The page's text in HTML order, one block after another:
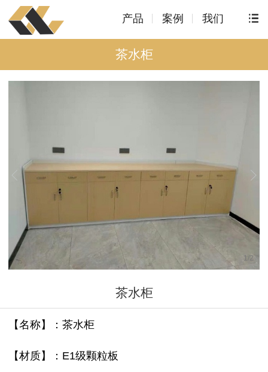
产品 案例 我们
茶水柜
1 /2
茶水柜
【名称】：茶水柜
【材质】：E1级颗粒板